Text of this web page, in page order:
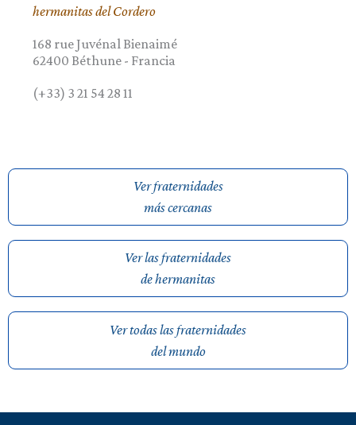
hermanitas del Cordero
168 rue Juvénal Bienaimé
62400 Béthune - Francia
(+33) 3 21 54 28 11
Ver fraternidades
más cercanas
Ver las fraternidades
de hermanitas
Ver todas las fraternidades
del mundo